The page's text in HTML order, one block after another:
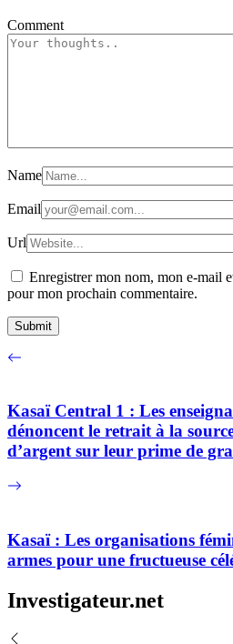
Comment
Name
Email
Url
Enregistrer mon nom, mon e-mail
pour mon prochain commentaire.
Kasaï Central 1 : Les
dénoncent le retrait à la
d’argent sur leur prime de
Kasaï : Les organisations
armes pour une fructueuse
Investigateur.net